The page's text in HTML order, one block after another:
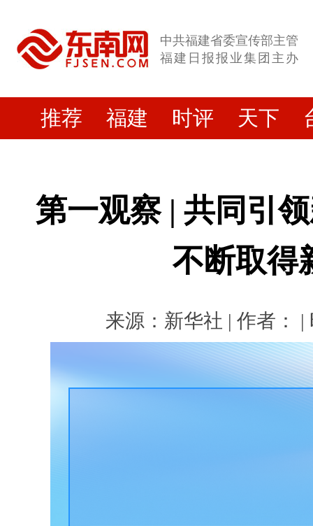
中共福建省委宣传部主管
福建日报报业集团主办
推荐 福建 时评 天下
第一观察 | 共同引
不断取得
来源：新华社 | 作者： |